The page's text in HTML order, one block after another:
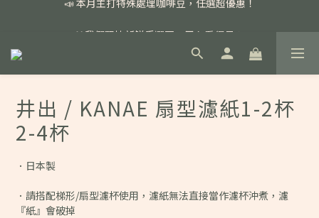
🏅我們堅持新鮮手選豆，用心看得見！
📣 📣 新加入會員即享百元購物金，消費滿額再享免運費！
井出 / KANAE 扇型濾紙1-2杯
2-4杯
．日本製
．請搭配梯形/扇型濾杯使用，濾紙無法直接當作濾杯沖煮，濾
『紙』會破掉